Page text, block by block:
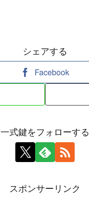
シェアする
Facebook
一式鍵をフォローする
スポンサーリンク